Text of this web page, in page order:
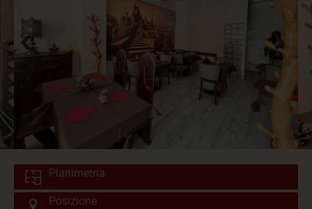
Planimetria
Posizione